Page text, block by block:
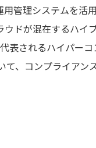
管理システムを活
ドが混在するハイ
表されるハイパー
て、コンプライアン